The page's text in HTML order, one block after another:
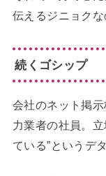
伝えるジニョクな
続くゴシップ
会社のネット掲
力業者の社員。
ている”というデ